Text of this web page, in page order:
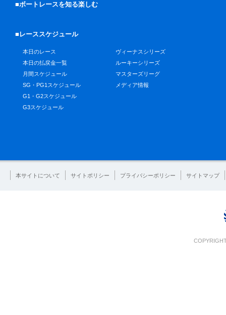
■ボートレースを知る楽しむ
■レーススケジュール
本日のレース
本日の払戻金一覧
月間スケジュール
SG・PG1スケジュール
G1・G2スケジュール
G3スケジュール
ヴィーナスシリーズ
ルーキーシリーズ
マスターズリーグ
メディア情報
本サイトについて サイトポリシー プライバシーポリシー サイトマップ